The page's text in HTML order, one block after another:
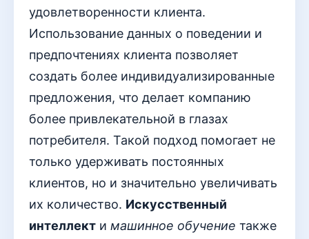
удовлетворенности клиента.
Использование данных о поведении и
предпочтениях клиента позволяет
создать более индивидуализированные
предложения, что делает компанию
более привлекательной в глазах
потребителя. Такой подход помогает не
только удерживать постоянных
клиентов, но и значительно увеличивать
их количество. Искусственный
интеллект и машинное обучение также